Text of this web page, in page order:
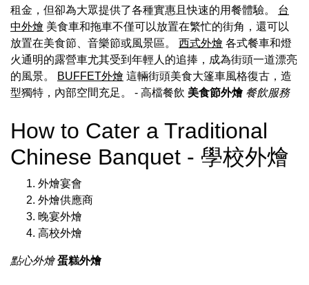
租金，但卻為大眾提供了各種實惠且快速的用餐體驗。 台
中外燴 美食車和拖車不僅可以放置在繁忙的街角，還可以
放置在美食節、音樂節或風景區。 西式外燴 各式餐車和燈
火通明的露營車尤其受到年輕人的追捧，成為街頭一道漂亮
的風景。
BUFFET外燴 這輛街頭美食大篷車風格復古，造
型獨特，內部空間充足。 - 高檔餐飲 美食節外燴 餐飲服務
How to Cater a Traditional
Chinese Banquet - 學校外燴
外燴宴會
外燴供應商
晚宴外燴
高校外燴
點心外燴 蛋糕外燴